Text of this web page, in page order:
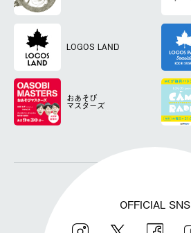
LOGOS LAND
おあそび
マスターズ
OFFICIAL SNS